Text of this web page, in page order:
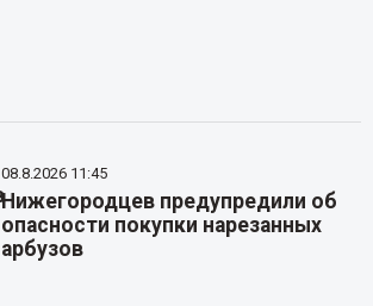
08.8.2026 11:45
Нижегородцев предупредили об
опасности покупки нарезанных
арбузов